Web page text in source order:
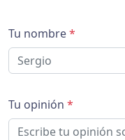
Tu nombre*
Tu opinión *